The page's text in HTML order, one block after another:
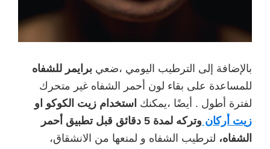
بالإضافة إلى الترطيب اليومي ،ضعي برايمر للشفاه
للمساعدة على بقاء لون أحمر الشفاه غير متحرك
لفترة أطول . أيضًا ،يمكنك استخدام زيت الكوكو او
زيت أركان
وتركه لمدة 5 دقائق قبل تطبيق أحمر
الشفاه، لترطيب الشفاه و لمنعها من الانشقاق،